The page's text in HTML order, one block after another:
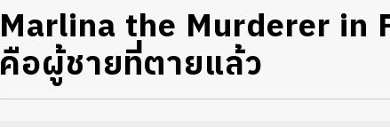
Marlina the Murderer in
คือผู้ชายที่ตายแล้ว